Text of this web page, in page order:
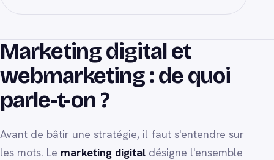
Marketing digital et
webmarketing : de quoi
parle-t-on ?
Avant de bâtir une stratégie, il faut s'entendre sur
les mots. Le marketing digital désigne l'ensemble